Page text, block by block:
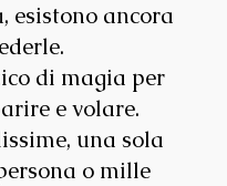
esistono ancora
di magia per
e volare.
una sola
o mille